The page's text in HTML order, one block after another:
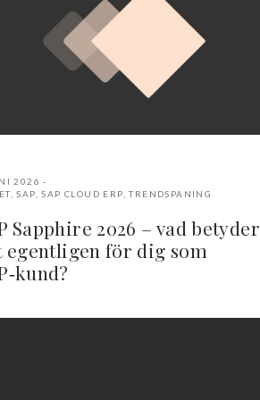
2026
,SAP ,SAP CLOUD ERP ,TRENDSPANING
Sapphire 2026 – vad betyder
egentligen för dig som